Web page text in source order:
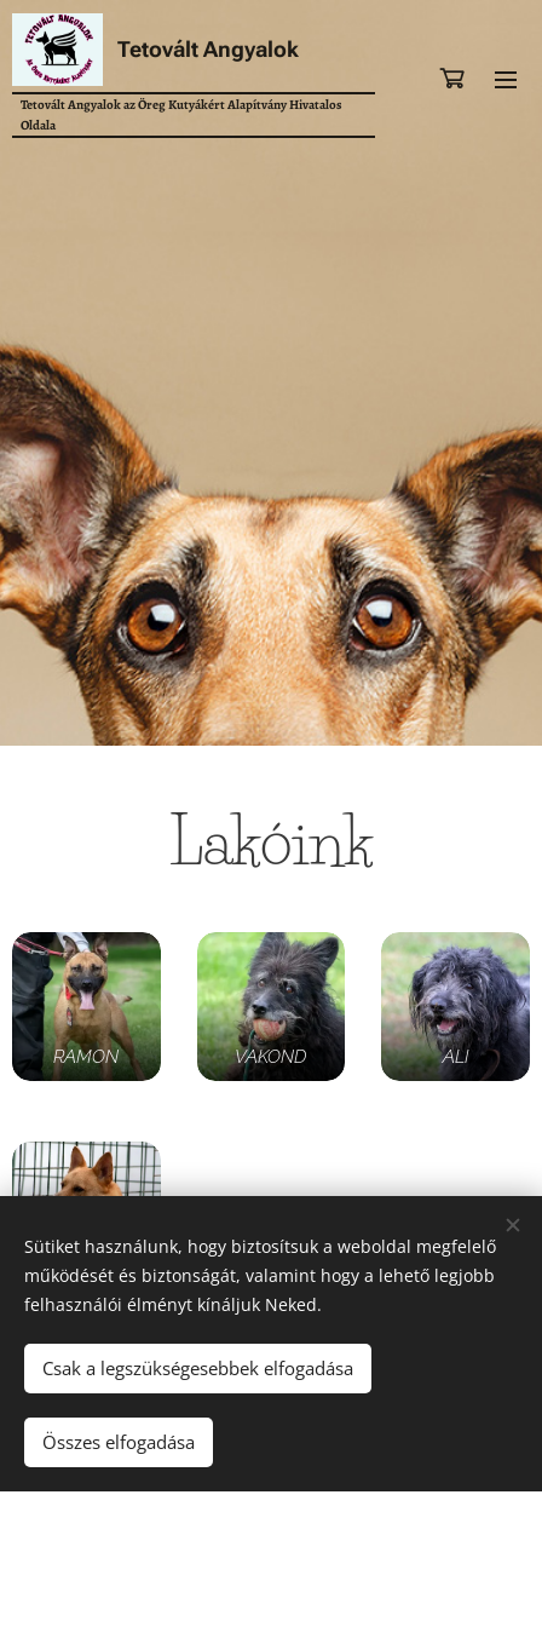
Tetovált Angyalok
Tetovált Angyalok az Öreg Kutyákért Alapítvány Hivatalos
Oldala
Lakóink
RAMON VAKOND ALI
HANS
Lakóinkról további tartalmakat alábbi
elérhetőségeinken találtok:Média
Sütiket használunk, hogy biztosítsuk a weboldal megfelelő
működését és biztonságát, valamint hogy a lehető legjobb
felhasználói élményt kínáljuk Neked.
Csak a legszükségesebbek elfogadása
Összes elfogadása